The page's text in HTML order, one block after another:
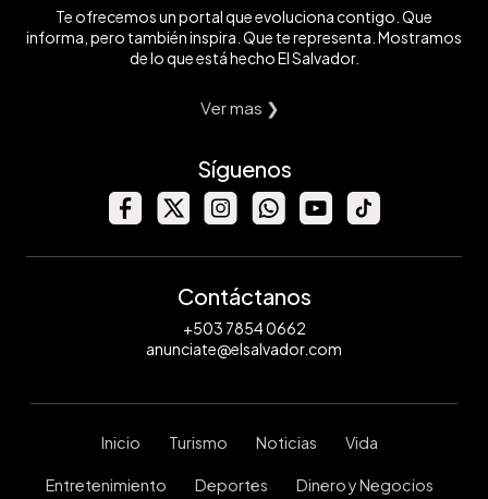
Te ofrecemos un portal que evoluciona contigo. Que
informa, pero también inspira. Que te representa. Mostramos
de lo que está hecho El Salvador.
Ver mas ❯
Síguenos
Contáctanos
+503 7854 0662
anunciate@elsalvador.com
Inicio Turismo Noticias Vida
Entretenimiento Deportes Dinero y Negocios